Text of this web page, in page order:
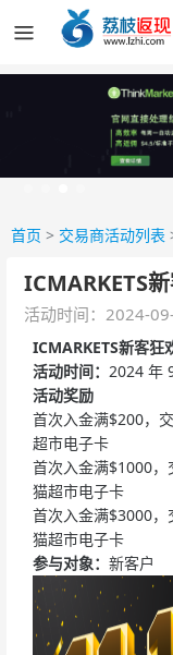
首页 > 交易商活动列表
ICMARKETS
活动时间：2024-
ICMARKETS新客狂
活动时间： 2024 年
活动奖励
首次入金满$200，
超市电子卡
首次入金满$1000
猫超市电子卡
首次入金满$3000
猫超市电子卡
参与对象： 新客户